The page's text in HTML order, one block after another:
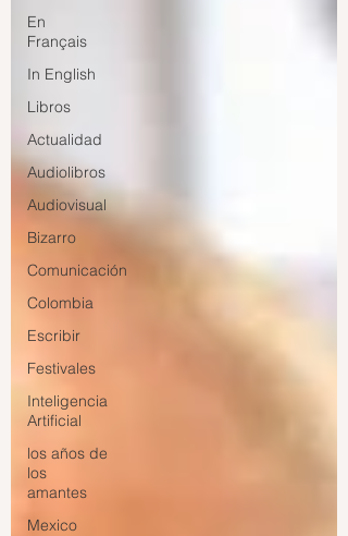
En
Français
In English
Libros
Actualidad
Audiolibros
Audiovisual
Bizarro
Comunicación
Colombia
Escribir
Festivales
Inteligencia
Artificial
los años de
los
amantes
Mexico